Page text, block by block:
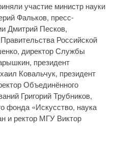
участие министр науки
Фальков, пресс-
Дмитрий Песков,
Российской
директор Службы
президент
Ковальчук, президент
Объединённого
Григорий Трубников,
фонда «Искусство, наука
и ректор МГУ Виктор